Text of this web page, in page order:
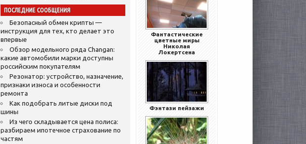
ПОСЛЕДНИЕ СООБЩЕНИЯ
Безопасный обмен крипты —
инструкция для тех, кто делает это
впервые
Обзор модельного ряда Changan:
какие автомобили марки доступны
российским покупателям
Резонатор: устройство, назначение,
признаки износа и особенности
ремонта
Как подобрать литые диски под
шины
Из чего складывается цена полиса:
разбираем ипотечное страхование по
частям
Фантастические
цветные миры
Николая
Локертсена
Фэнтази пейзажи